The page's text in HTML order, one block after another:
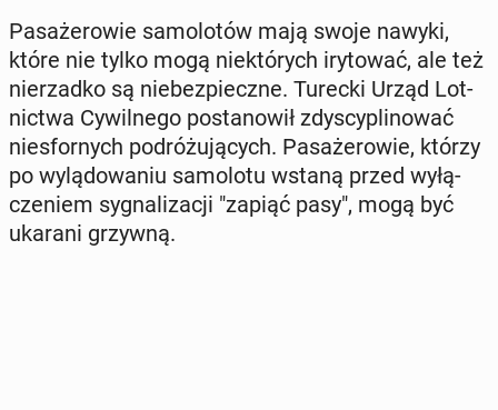
Pa­sa­że­ro­wie sa­mo­lo­tów mają swoje nawyki,
które nie tylko mogą nie­któ­rych iry­to­wać, ale też
nie­rzad­ko są nie­bez­piecz­ne. Turecki Urząd Lot­
nic­twa Cy­wil­ne­go po­sta­no­wił zdy­scy­pli­no­wać
nie­sfor­nych po­dró­żu­ją­cych. Pa­sa­że­ro­wie, którzy
po wy­lą­do­wa­niu sa­mo­lo­tu wstaną przed wy­łą­
cze­niem sy­gna­li­za­cji "zapiąć pasy", mogą być
ukarani grzywną.